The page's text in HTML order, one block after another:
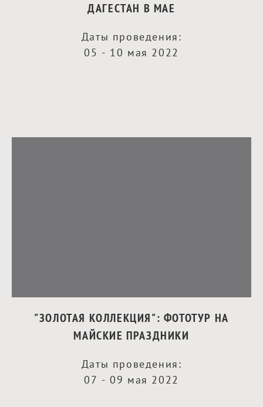
ДАГЕСТАН В МАЕ
Даты проведения:
05 - 10 мая 2022
"ЗОЛОТАЯ КОЛЛЕКЦИЯ": ФОТОТУР НА
МАЙСКИЕ ПРАЗДНИКИ
Даты проведения:
07 - 09 мая 2022